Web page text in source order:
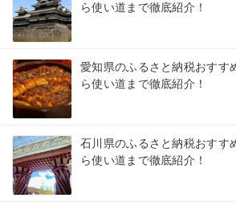
ら使い道まで徹底紹介！
愛知県のふるさと納税おすす
ら使い道まで徹底紹介！
石川県のふるさと納税おすす
ら使い道まで徹底紹介！